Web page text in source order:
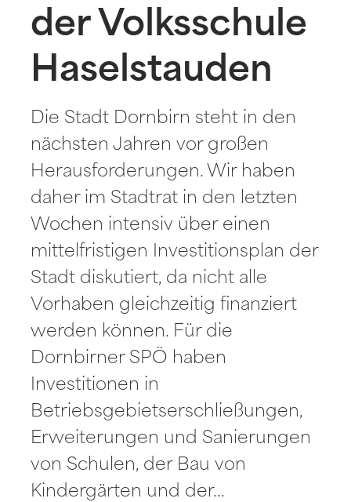
der Volksschule
Haselstauden
Die Stadt Dornbirn steht in den
nächsten Jahren vor großen
Herausforderungen. Wir haben
daher im Stadtrat in den letzten
Wochen intensiv über einen
mittelfristigen Investitionsplan der
Stadt diskutiert, da nicht alle
Vorhaben gleichzeitig finanziert
werden können. Für die
Dornbirner SPÖ haben
Investitionen in
Betriebsgebietserschließungen,
Erweiterungen und Sanierungen
von Schulen, der Bau von
Kindergärten und der…